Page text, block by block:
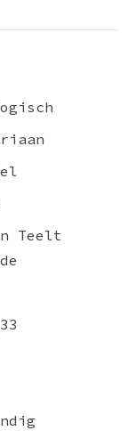
Teelt